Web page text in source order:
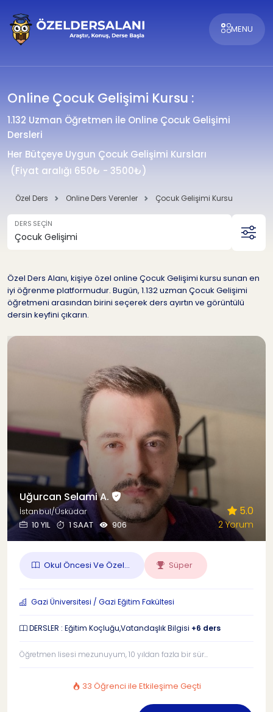
MENU
Online Çocuk Gelişimi Kursu :
1.132 Uzman Öğretmen ile Online Çocuk Gelişimi
Dersleri
Her Bütçeye Uygun Çocuk Gelişimi Kursları
(Fiyat aralığı 650₺ - 3500₺)
Özel Ders Online Ders Verenler Çocuk Gelişimi Kursu
DERS SEÇİN
Özel Ders Alanı, kişiye özel online Çocuk Gelişimi kursu sunan en
iyi öğrenme platformudur. Bugün, 1.132 uzman Çocuk Gelişimi
öğretmeni arasından birini seçerek ders ayırtın ve görüntülü
dersin keyfini çıkarın.
Uğurcan Selami A.
İstanbul/Üsküdar
10 YIL
1 SAAT 906
5.0
2 Yorum
Okul Öncesi Ve Özel... Süper
Gazi Üniversitesi / Gazi Eğitim Fakültesi
DERSLER : Eğitim Koçluğu,Vatandaşlık Bilgisi +6 ders
Öğretmen lisesi mezunuyum, 10 yıldan fazla bir sür...
33 Öğrenci ile Etkileşime Geçti